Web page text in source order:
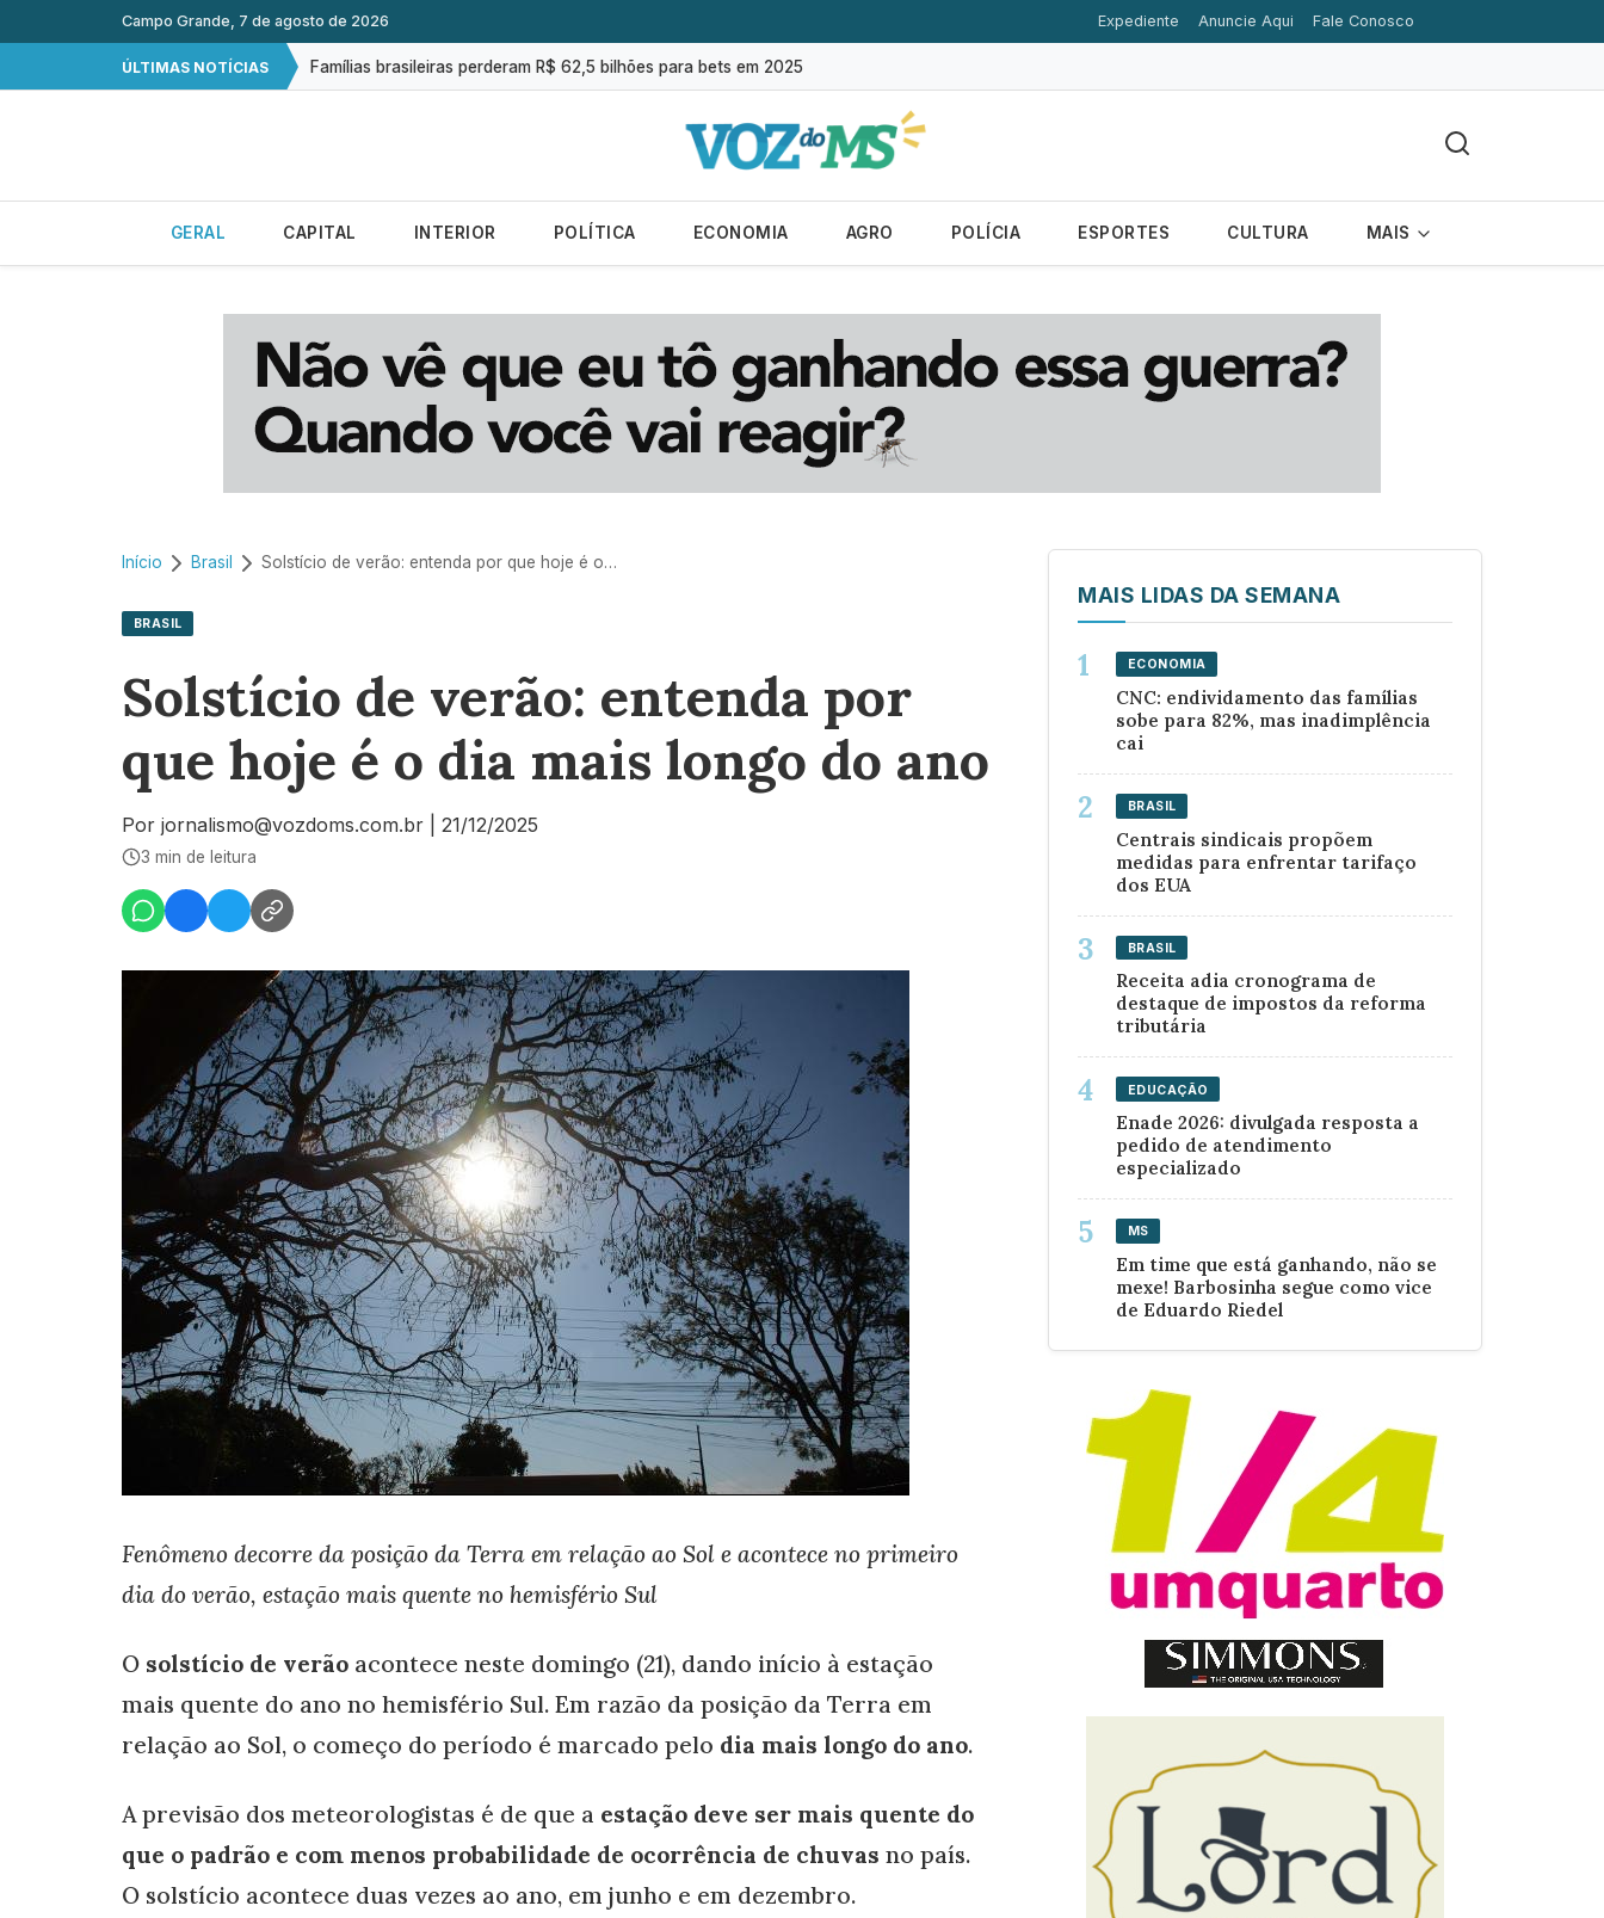
Campo Grande, 7 de agosto de 2026 Expediente Anuncie Aqui Fale Conosco
ÚLTIMAS NOTÍCIAS
CNC: endividamento das famílias sobe para 82%, mas inadimplência cai
Famílias brasileiras perderam R$ 62,5 bilhões para bets em 2025
Procura por cursos de drones no campo cresce 146% em Mato Grosso do Sul
GERAL
CAPITAL INTERIOR POLÍTICA ECONOMIA AGRO POLÍCIA ESPORTES CULTURA MAIS
Início Brasil Solstício de verão: entenda por que hoje é o dia mais longo do ano
BRASIL
Solstício de verão: entenda por
que hoje é o dia mais longo do ano
Por jornalismo@vozdoms.com.br 21/12/2025
3 min de leitura
Fenômeno decorre da posição da Terra em relação ao Sol e acontece no primeiro
dia do verão, estação mais quente no hemisfério Sul
O solstício de verão acontece neste domingo (21), dando início à estação
mais quente do ano no hemisfério Sul. Em razão da posição da Terra em
relação ao Sol, o começo do período é marcado pelo dia mais longo do ano.
A previsão dos meteorologistas é de que a estação deve ser mais quente do
que o padrão e com menos probabilidade de ocorrência de chuvas no país.
O solstício acontece duas vezes ao ano, em junho e em dezembro.
MAIS LIDAS DA SEMANA
ECONOMIA
CNC: endividamento das famílias
sobe para 82%, mas inadimplência
cai
BRASIL
Centrais sindicais propõem
medidas para enfrentar tarifaço
dos EUA
BRASIL
Receita adia cronograma de
destaque de impostos da reforma
tributária
EDUCAÇÃO
Enade 2026: divulgada resposta a
pedido de atendimento
especializado
MS
Em time que está ganhando, não se
mexe! Barbosinha segue como vice
de Eduardo Riedel